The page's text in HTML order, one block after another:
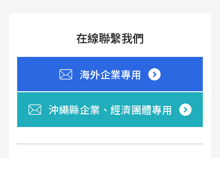
在線聯繫我們
海外企業專用
沖繩縣企業、經濟團體專用